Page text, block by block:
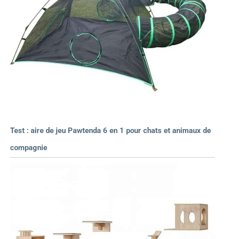
Test : aire de jeu Pawtenda 6 en 1 pour chats et animaux de
compagnie